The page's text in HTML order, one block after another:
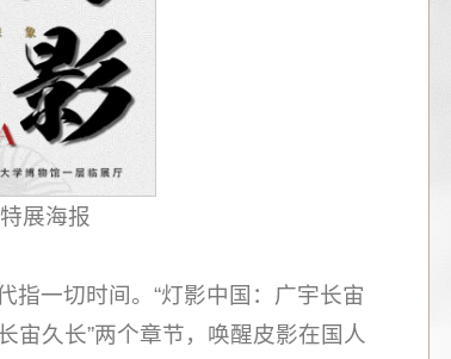
展海报
指一切时间。“灯影中国：广宇长宙
宙久长”两个章节，唤醒皮影在国人